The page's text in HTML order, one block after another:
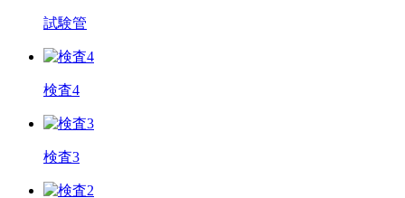
試験管
検査4
検査3